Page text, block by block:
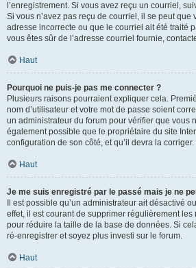
l’enregistrement. Si vous avez reçu un courriel,
Si vous n’avez pas reçu de courriel, il se peut que
adresse incorrecte ou que le courriel ait été traité
vous êtes sûr de l’adresse courriel fournie,
Haut
Pourquoi ne puis-je pas me connecter ?
Plusieurs raisons pourraient expliquer cela.
nom d’utilisateur et votre mot de passe soient
un administrateur du forum pour vérifier que vous
également possible que le propriétaire du site
configuration de son côté, et qu’il devra la corriger.
Haut
Je me suis enregistré par le passé mais je ne
Il est possible qu’un administrateur ait désactivé
effet, il est courant de supprimer régulièrement les
pour réduire la taille de la base de données. Si
ré-enregistrer et soyez plus investi sur le forum.
Haut